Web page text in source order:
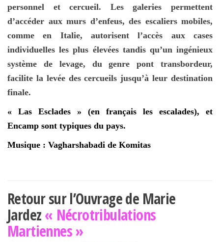
personnel et cercueil. Les galeries permettent
d’accéder aux murs d’enfeus, des escaliers mobiles,
comme en Italie, autorisent l’accès aux cases
individuelles les plus élevées tandis qu’un ingénieux
système de levage, du genre pont transbordeur,
facilite la levée des cercueils jusqu’à leur destination
finale.
« Las Esclades » (en français les escalades), et
Encamp sont typiques du pays.
Musique : Vagharshabadi de Komitas
Retour sur l’Ouvrage de Marie
Jardez« Nécrotribulations
Martiennes »